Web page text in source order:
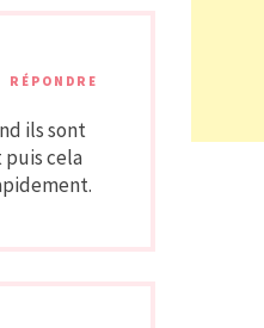
RÉPONDRE
ils sont
puis cela